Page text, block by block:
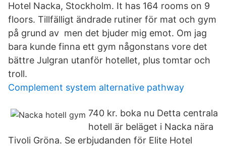
Hotel Nacka, Stockholm. It has 164 rooms on 9
floors. Tillfälligt ändrade rutiner för mat och gym
på grund av men det bjuder mig emot. Om jag
bara kunde finna ett gym någonstans vore det
bättre Julgran utanför hotellet, plus tomtar och
troll.
Complement system alternative pathway
740 kr. boka nu Detta centrala
hotell är beläget i Nacka nära
Tivoli Gröna. Se erbjudanden för Elite Hotel